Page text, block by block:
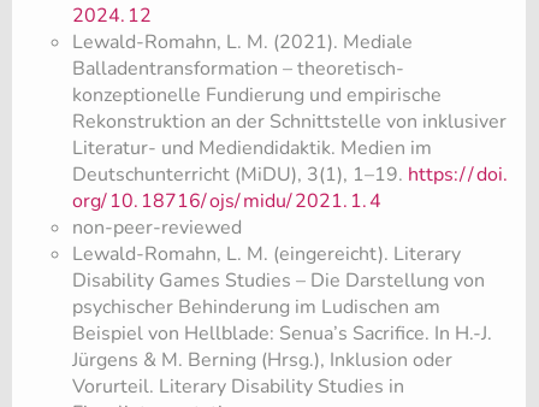
2024. 12
Lewald-Romahn, L. M. (2021). Mediale
Balladentransformation – theoretisch-
konzeptionelle Fundierung und empirische
Rekonstruktion an der Schnittstelle von inklusiver
Literatur- und Mediendidaktik. Medien im
Deutschunterricht (MiDU), 3(1), 1–19. https://doi.
org/10. 18716/ojs/midu/2021. 1.4
non-peer-reviewed
Lewald-Romahn, L. M. (eingereicht). Literary
Disability Games Studies – Die Darstellung von
psychischer Behinderung im Ludischen am
Beispiel von Hellblade: Senua’s Sacrifice. In H.-J.
Jürgens & M. Berning (Hrsg.), Inklusion oder
Vorurteil. Literary Disability Studies in